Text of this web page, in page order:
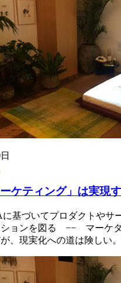
ーケティング」は実現
基づいてプロダクトやサ
ションを図る −− マーケ
、現実化への道は険しい。